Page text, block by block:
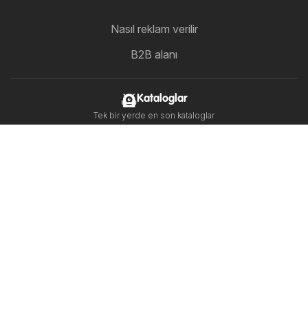
Nasıl reklam verilir
B2B alanı
Kataloglar
Tek bir yerde en son kataloglar